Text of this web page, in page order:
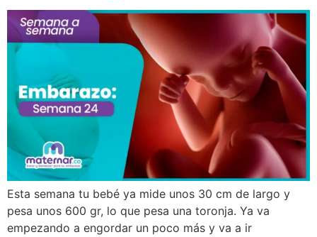
Esta semana tu bebé ya mide unos 30 cm de largo y
pesa unos 600 gr, lo que pesa una toronja. Ya va
empezando a engordar un poco más y va a ir